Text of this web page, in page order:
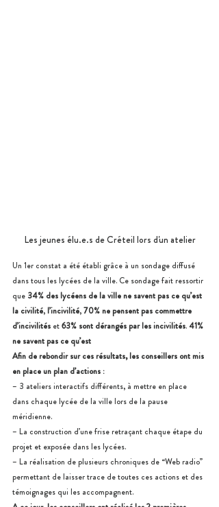
Les jeunes élu.e.s de Créteil lors d'un atelier
Un 1er constat a été établi grâce à un sondage diffusé
dans tous les lycées de la ville. Ce sondage fait ressortir
que 34% des lycéens de la ville ne savent pas ce qu’est
la civilité, l’incivilité, 70% ne pensent pas commettre
d’incivilités et 63% sont dérangés par les incivilités. 41%
ne savent pas ce qu’est
Afin de rebondir sur ces résultats, les conseillers ont mis
en place un plan d’actions :
– 3 ateliers interactifs différents, à mettre en place
dans chaque lycée de la ville lors de la pause
méridienne.
– La construction d’une frise retraçant chaque étape du
projet et exposée dans les lycées.
– La réalisation de plusieurs chroniques de “Web radio”
permettant de laisser trace de toutes ces actions et des
témoignages qui les accompagnent.